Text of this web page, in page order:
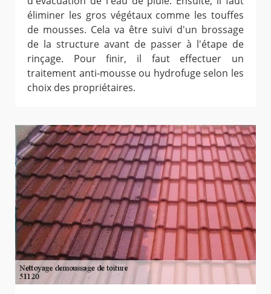
éliminer les gros végétaux comme les touffes
de mousses. Cela va être suivi d'un brossage
de la structure avant de passer à l'étape de
rinçage. Pour finir, il faut effectuer un
traitement anti-mousse ou hydrofuge selon les
choix des propriétaires.